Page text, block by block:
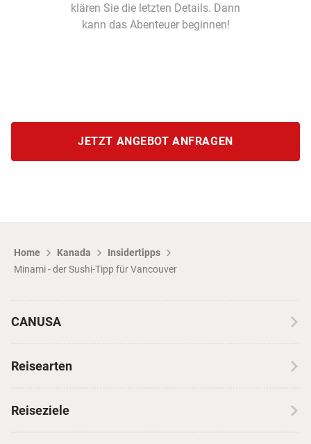
Home Kanada
Insidertipps
Minami - der Sushi-Tipp für Vancouver
JETZT ANGEBOT ANFRAGEN
klären Sie die letzten Details. Dann
kann das Abenteuer beginnen!
CANUSA
Erfahrungen mit CANUSA
Reisearten
Reiseziele